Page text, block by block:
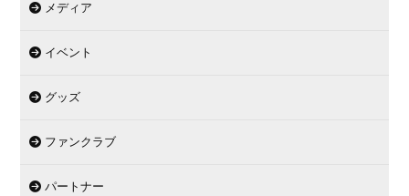
メディア
イベント
グッズ
ファンクラブ
パートナー